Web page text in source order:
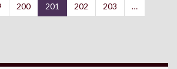
200 201 202 203
…